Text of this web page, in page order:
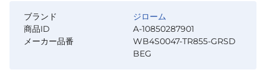
ブランド
ジローム
商品ID
A-10850287901
メーカー品番
WB4S0047-TR855-GRSD
BEG